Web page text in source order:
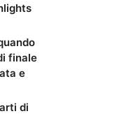
finale
e
di